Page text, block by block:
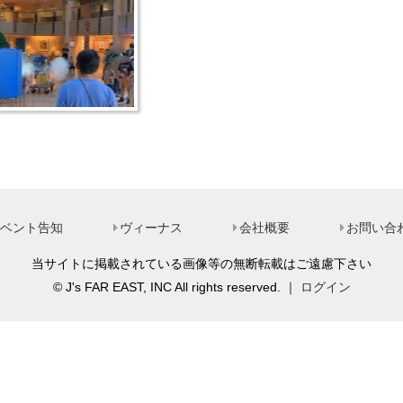
ント告知 ヴィーナス 会社概要 お問い合
当サイトに掲載されている画像等の無断転載はご遠慮下さい
© J's FAR EAST, INC All rights reserved. ｜
ログイン